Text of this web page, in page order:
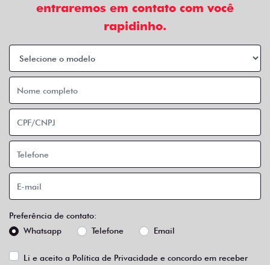
entraremos em contato com você
rapidinho.
Preferência de contato:
Whatsapp
Telefone Email
Li e aceito a Política de Privacidade e concordo em receber